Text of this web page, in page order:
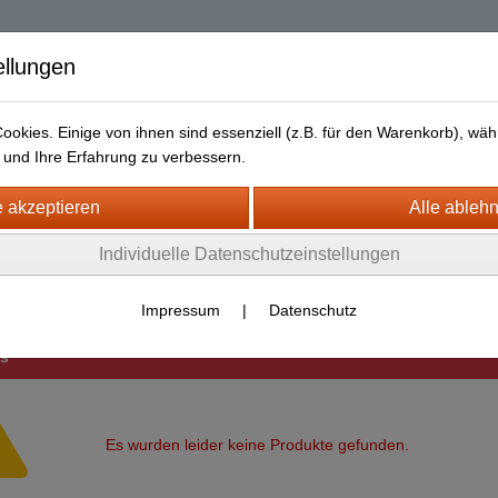
Diablo 2
Liefer- und Versandkosten Widerrufsrecht
(OLD D2) Europe Sc Ladder
Skill
Druid Skiller
Es wurden leider keine Produkte gefunden.
Einige von ihnen sind essenziell (z.B. für den Warenkorb),
Ihre Erfahrung zu verbessern.
Individuelle Datenschutzeinstellungen
Impressum | Datenschutz